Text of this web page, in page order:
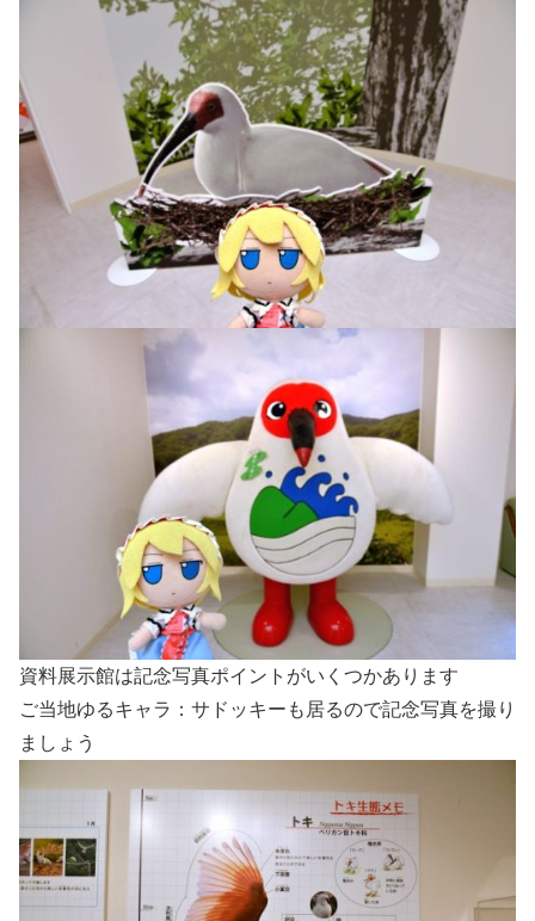
資料展示館は記念写真ポイントがいくつかあります
ご当地ゆるキャラ：サドッキーも居るので記念写真を撮り
ましょう